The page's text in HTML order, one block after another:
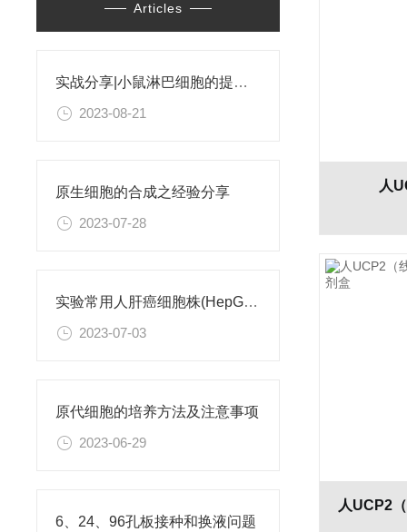
Articles
实战分享|小鼠淋巴细胞的提取和分选之经验小结
2023-08-21
原生细胞的合成之经验分享
2023-07-28
实验常用人肝癌细胞株(HepG2/Hep3B,HuH-7,MHCC97H,PLC/PRF/5)怎么选？
2023-07-03
原代细胞的培养方法及注意事项
2023-06-29
6、24、96孔板接种和换液问题
人